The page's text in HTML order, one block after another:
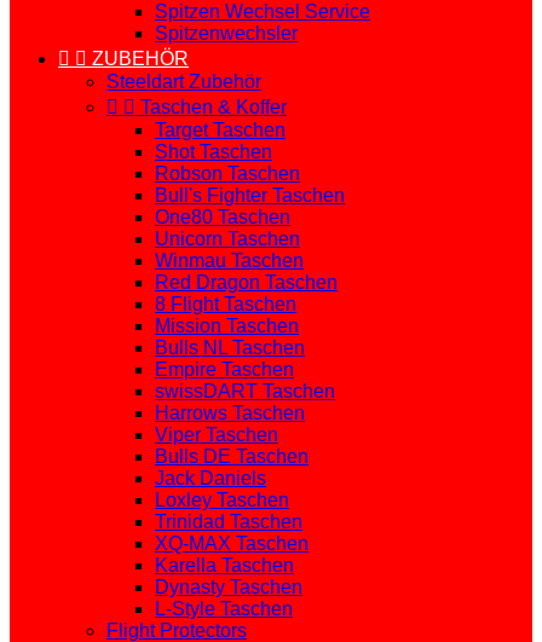
Spitzen Wechsel Service
Spitzenwechsler
  ZUBEHÖR
Steeldart Zubehör
  Taschen & Koffer
Target Taschen
Shot Taschen
Robson Taschen
Bull's Fighter Taschen
One80 Taschen
Unicorn Taschen
Winmau Taschen
Red Dragon Taschen
8 Flight Taschen
Mission Taschen
Bulls NL Taschen
Empire Taschen
swissDART Taschen
Harrows Taschen
Viper Taschen
Bulls DE Taschen
Jack Daniels
Loxley Taschen
Trinidad Taschen
XQ-MAX Taschen
Karella Taschen
Dynasty Taschen
L-Style Taschen
Flight Protectors